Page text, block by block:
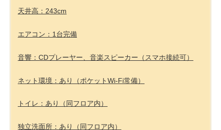
天井高：243cm
エアコン：1台完備
音響：CDプレーヤー、音楽スピーカー（スマホ接続可）
ネット環境：あり（ポケットWi-Fi常備）
トイレ：あり（同フロア内）
独立洗面所：あり（同フロア内）